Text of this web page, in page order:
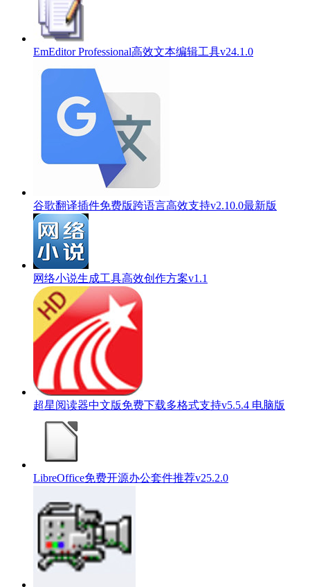
EmEditor Professional高效文本编辑工具v24.1.0
谷歌翻译插件免费版跨语言高效支持v2.10.0最新版
网络小说生成工具高效创作方案v1.1
超星阅读器中文版免费下载多格式支持v5.5.4 电脑版
LibreOffice免费开源办公套件推荐v25.2.0